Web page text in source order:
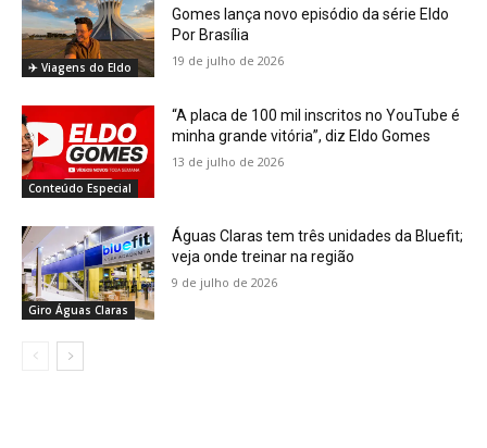
✈️ Viagens do Eldo
Gomes lança novo episódio da série Eldo
Por Brasília
19 de julho de 2026
Conteúdo Especial
“A placa de 100 mil inscritos no YouTube é
minha grande vitória”, diz Eldo Gomes
13 de julho de 2026
Giro Águas Claras
Águas Claras tem três unidades da Bluefit;
veja onde treinar na região
9 de julho de 2026